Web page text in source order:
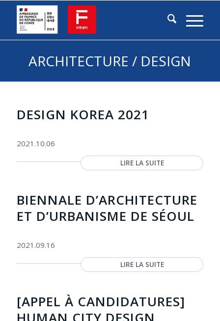
ARCHITECTURE / DESIGN
DESIGN KOREA 2021
2021.10.06
LIRE LA SUITE
BIENNALE D’ARCHITECTURE
ET D’URBANISME DE SÉOUL
2021.09.16
LIRE LA SUITE
[APPEL À CANDIDATURES]